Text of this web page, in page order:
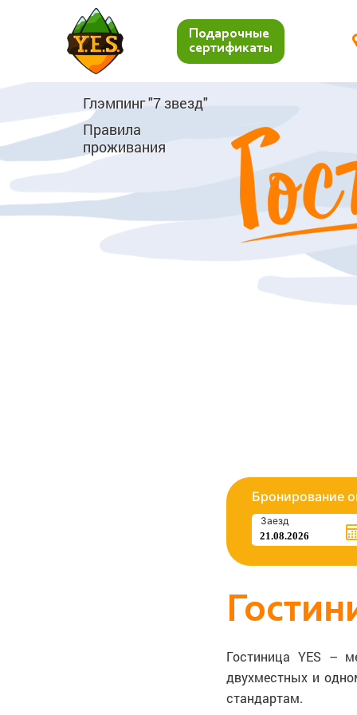
Подарочные
сертификаты
Глэмпинг "7 звезд"
Правила
проживания
Бронирование
Заезд
Гостиница YES –
двухместных и
стандартам.